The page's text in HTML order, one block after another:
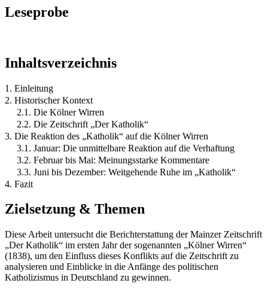
Leseprobe
Inhaltsverzeichnis
1. Einleitung
2. Historischer Kontext
2.1. Die Kölner Wirren
2.2. Die Zeitschrift „Der Katholik“
3. Die Reaktion des „Katholik“ auf die Kölner Wirren
3.1. Januar: Die unmittelbare Reaktion auf die Verhaftung
3.2. Februar bis Mai: Meinungsstarke Kommentare
3.3. Juni bis Dezember: Weitgehende Ruhe im „Katholik“
4. Fazit
Zielsetzung & Themen
Diese Arbeit untersucht die Berichterstattung der Mainzer Zeitschrift
„Der Katholik“ im ersten Jahr der sogenannten „Kölner Wirren“
(1838), um den Einfluss dieses Konflikts auf die Zeitschrift zu
analysieren und Einblicke in die Anfänge des politischen
Katholizismus in Deutschland zu gewinnen.